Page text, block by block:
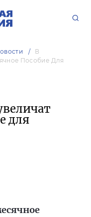
В
Пособие Для
для